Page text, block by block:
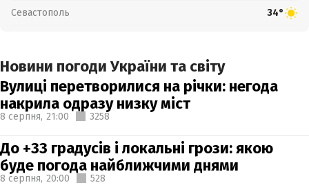
Севастополь 34°
Новини погоди України та світу
Вулиці перетворилися на річки: негода
накрила одразу низку міст
8 серпня, 21:00 3258
До +33 градусів і локальні грози: якою
буде погода найближчими днями
8 серпня, 20:00 528